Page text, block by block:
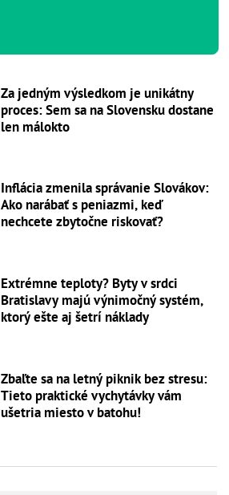
Za jedným výsledkom je unikátny
proces: Sem sa na Slovensku dostane
len málokto
Inflácia zmenila správanie Slovákov:
Ako narábať s peniazmi, keď
nechcete zbytočne riskovať?
Extrémne teploty? Byty v srdci
Bratislavy majú výnimočný systém,
ktorý ešte aj šetrí náklady
Zbaľte sa na letný piknik bez stresu:
Tieto praktické vychytávky vám
ušetria miesto v batohu!